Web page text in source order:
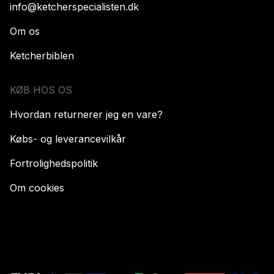
info@ketcherspecialisten.dk
Om os
Ketcherbiblen
KØB HOS OS
Hvordan returnerer jeg en vare?
Købs- og leverancevilkår
Fortrolighedspolitik
Om cookies